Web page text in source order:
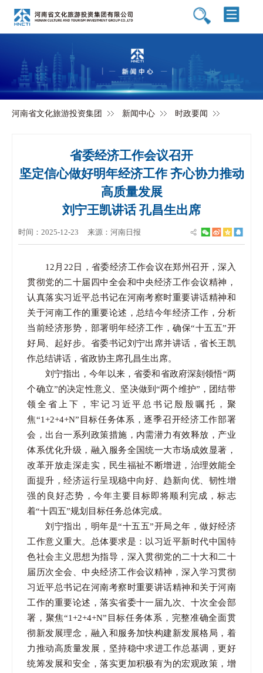
河南省文化旅游投资集团 新闻中心 时政要闻
省委经济工作会议召开
坚定信心做好明年经济工作 齐心协力推动
高质量发展
刘宁王凯讲话 孔昌生出席
时间：2025-12-23 来源：河南日报
12月22日，省委经济工作会议在郑州召开，深入
贯彻党的二十届四中全会和中央经济工作会议精神，
认真落实习近平总书记在河南考察时重要讲话精神和
关于河南工作的重要论述，总结今年经济工作，分析
当前经济形势，部署明年经济工作，确保“十五五”开
好局、起好步。省委书记刘宁出席并讲话，省长王凯
作总结讲话，省政协主席孔昌生出席。
刘宁指出，今年以来，省委和省政府深刻领悟“两
个确立”的决定性意义、坚决做到“两个维护”，团结带
领全省上下，牢记习近平总书记殷殷嘱托，聚
焦“1+2+4+N”目标任务体系，逐季召开经济工作部署
会，出台一系列政策措施，内需潜力有效释放，产业
体系优化升级，融入服务全国统一大市场成效显著，
改革开放走深走实，民生福祉不断增进，治理效能全
面提升，经济运行呈现稳中向好、趋新向优、韧性增
强的良好态势，今年主要目标即将顺利完成，标志
着“十四五”规划目标任务总体完成。
刘宁指出，明年是“十五五”开局之年，做好经济
工作意义重大。总体要求是：以习近平新时代中国特
色社会主义思想为指导，深入贯彻党的二十大和二十
届历次全会、中央经济工作会议精神，深入学习贯彻
习近平总书记在河南考察时重要讲话精神和关于河南
工作的重要论述，落实省委十一届九次、十次全会部
署，聚焦“1+2+4+N”目标任务体系，完整准确全面贯
彻新发展理念，融入和服务加快构建新发展格局，着
力推动高质量发展，坚持稳中求进工作总基调，更好
统筹发展和安全，落实更加积极有为的宏观政策，增